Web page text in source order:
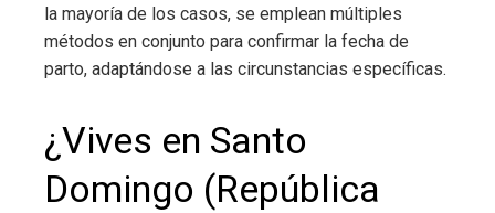
la mayoría de los casos, se emplean múltiples
métodos en conjunto para confirmar la fecha de
parto, adaptándose a las circunstancias específicas.
¿Vives en Santo
Domingo (República